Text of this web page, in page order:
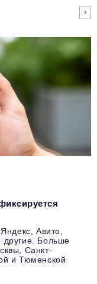
Авито,
Больше
Санкт-
и Тюменской